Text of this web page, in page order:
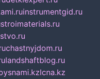
instrumentgid.ru
stroimaterials.ru
chastnyjdom.ru
landshaftblog.ru
lcna.kz